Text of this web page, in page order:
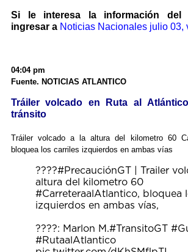
Si le interesa la información del
ingresar a Noticias Nacionales julio 03,
04:04 pm
Fuente. NOTICIAS ATLANTICO
Tráiler volcado en Ruta al
tránsito
Tráiler volcado a la altura del kilometro 60
bloquea los carriles izquierdos en ambas vías
????#PrecauciónGT| Trailer
altura del kilometro 60
#CarreteraalAtlantico, bloquea
izquierdos en ambas vías,
????: Marlon M.#TransitoGT
#RutaalAtlantico